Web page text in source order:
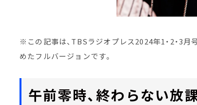
※この記事は、TBSラジオプレス2024年1・2・3
めたフルバージョンです。
午前零時、終わらない放課